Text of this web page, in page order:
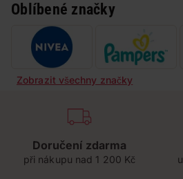
Oblíbené značky
Zobrazit všechny značky
Doručení zdarma
při nákupu nad 1 200 Kč